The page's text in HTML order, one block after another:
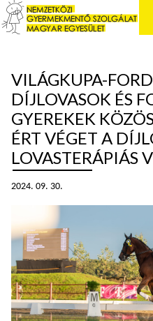
VILÁGKUPA-
DÍJLOVASOK ÉS
GYEREKEK
ÉRT VÉGET A
LOVASTERÁPIÁS
2024. 09. 30.